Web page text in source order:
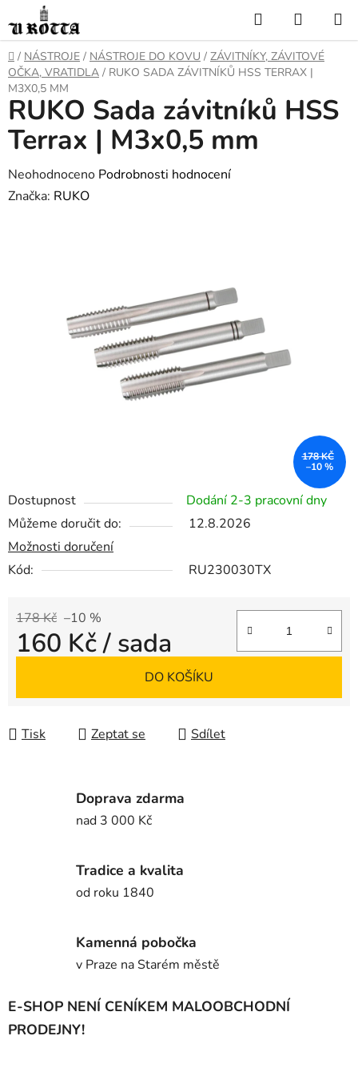
na
obsah
Hledat
KOŠÍK
DOMŮ
/ NÁSTROJE / NÁSTROJE DO KOVU / ZÁVITNÍKY, ZÁVITOVÉ
OČKA, VRATIDLA / RUKO SADA ZÁVITNÍKŮ HSS TERRAX |
M3X0,5 MM
Dostupnost
Dodání 2-3 pracovní dny
Můžeme doručit do:
12.8.2026
Možnosti doručení
Kód:
RU230030TX
178 Kč –10 %
160 Kč/ sada
DO KOŠÍKU
Tisk Zeptat se Sdílet
RUKO Sada závitníků HSS
Terrax | M3x0,5 mm
Průměrné
hodnocení
Neohodnoceno Podrobnosti hodnocení
Značka: RUKO
178 KČ
–10 %
Doprava zdarma
nad 3 000 Kč
Tradice a kvalita
od roku 1840
Kamenná pobočka
v Praze na Starém městě
E-SHOP NENÍ CENÍKEM MALOOBCHODNÍ
PRODEJNY!